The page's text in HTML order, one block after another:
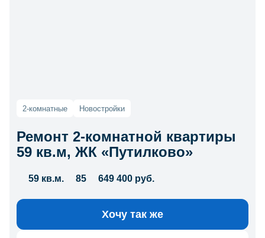
2-комнатные Новостройки
Ремонт 2-комнатной квартиры
59 кв.м, ЖК «Путилково»
59 кв.м. 85 649 400 руб.
Хочу так же